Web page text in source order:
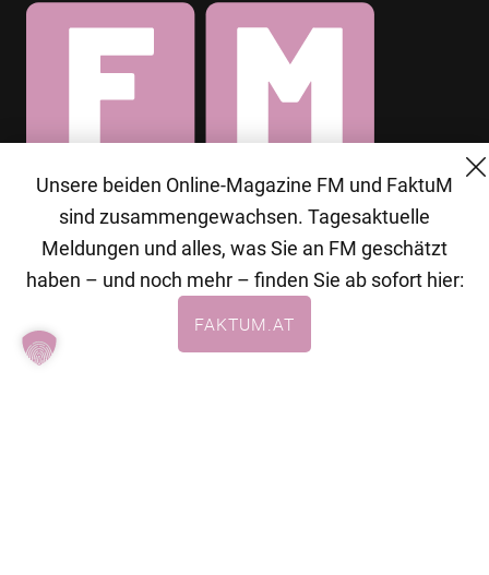
© 2026 MG Mediengruppe GmbH
MG Mediengruppe GmbH
Burgring 1/7
+43 (1) 522 14 14
Unsere beiden Online-Magazine FM und FaktuM
sind zusammengewachsen. Tagesaktuelle
Meldungen und alles, was Sie an FM geschätzt
haben – und noch mehr – finden Sie ab sofort hier:
FAKTUM.AT